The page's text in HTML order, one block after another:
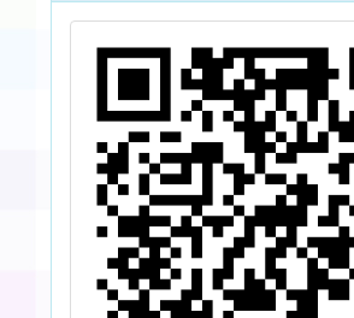
日停止適用